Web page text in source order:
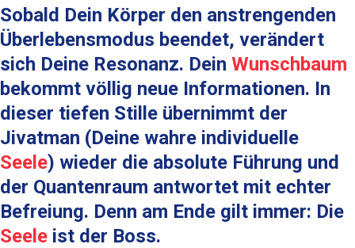
Sobald Dein Körper den anstrengenden
Überlebensmodus beendet, verändert
sich Deine Resonanz. Dein Wunschbaum
bekommt völlig neue Informationen. In
dieser tiefen Stille übernimmt der
Jivatman (Deine wahre individuelle
Seele) wieder die absolute Führung und
der Quantenraum antwortet mit echter
Befreiung. Denn am Ende gilt immer: Die
Seele ist der Boss.